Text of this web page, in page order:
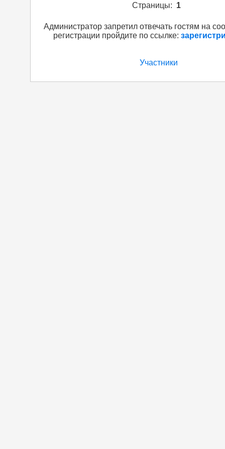
Страницы: 1
Администратор запретил отвечать гостям на
регистрации пройдите по ссылке:
Участники